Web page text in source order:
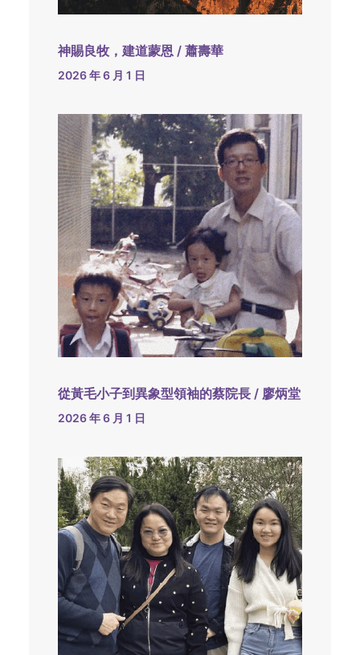
神賜良牧，建道蒙恩 / 蕭壽華
2026 年 6 月 1 日
從黃毛小子到異象型領袖的蔡院長 / 廖炳堂
2026 年 6 月 1 日